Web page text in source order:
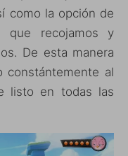
como la opción de
que recojamos y
De esta manera
constántemente al
listo en todas las